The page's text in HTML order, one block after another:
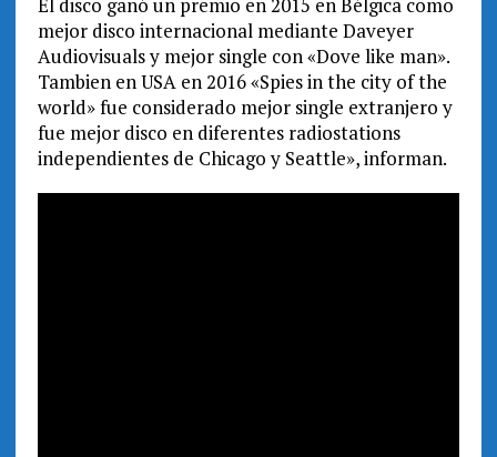
El disco ganó un premio en 2015 en Bélgica como
mejor disco internacional mediante Daveyer
Audiovisuals y mejor single con «Dove like man».
Tambien en USA en 2016 «Spies in the city of the
world» fue considerado mejor single extranjero y
fue mejor disco en diferentes radiostations
independientes de Chicago y Seattle», informan.